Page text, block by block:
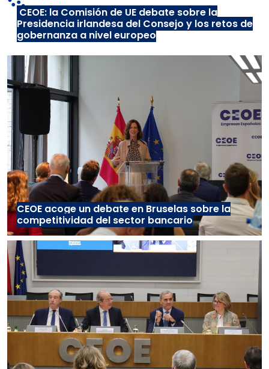
CEOE: la Comisión de UE debate sobre la
Presidencia irlandesa del Consejo y los retos de
gobernanza a nivel europeo
CEOE acoge un debate en Bruselas sobre la
competitividad del sector bancario